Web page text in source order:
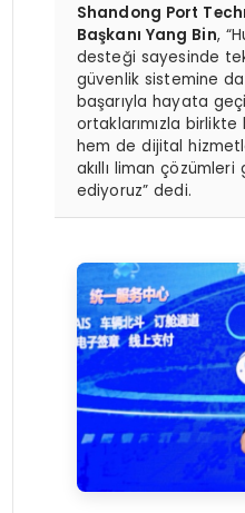
Shandong Port
Başkanı Yang Bin,
desteği sayesinde
güvenlik sistemine
başarıyla hayata
ortaklarımızla birlikte
hem de dijital
akıllı liman
ediyoruz” dedi.